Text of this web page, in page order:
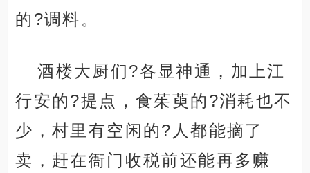
的?调料。
酒楼大厨们?各显神通，加上江
行安的?提点，食茱萸的?消耗也不
少，村里有空闲的?人都能摘了
卖，赶在衙门收税前还能再多赚